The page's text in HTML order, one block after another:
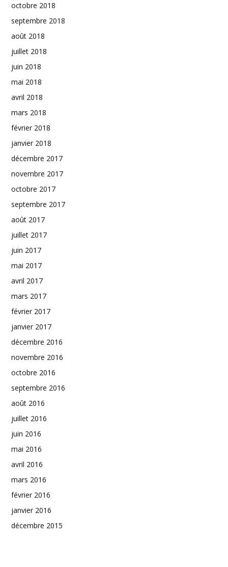
octobre 2018
septembre 2018
août 2018
juillet 2018
juin 2018
mai 2018
avril 2018
mars 2018
février 2018
janvier 2018
décembre 2017
novembre 2017
octobre 2017
septembre 2017
août 2017
juillet 2017
juin 2017
mai 2017
avril 2017
mars 2017
février 2017
janvier 2017
décembre 2016
novembre 2016
octobre 2016
septembre 2016
août 2016
juillet 2016
juin 2016
mai 2016
avril 2016
mars 2016
février 2016
janvier 2016
décembre 2015